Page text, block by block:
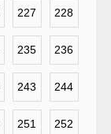
227 228
235 236
243 244
251 252